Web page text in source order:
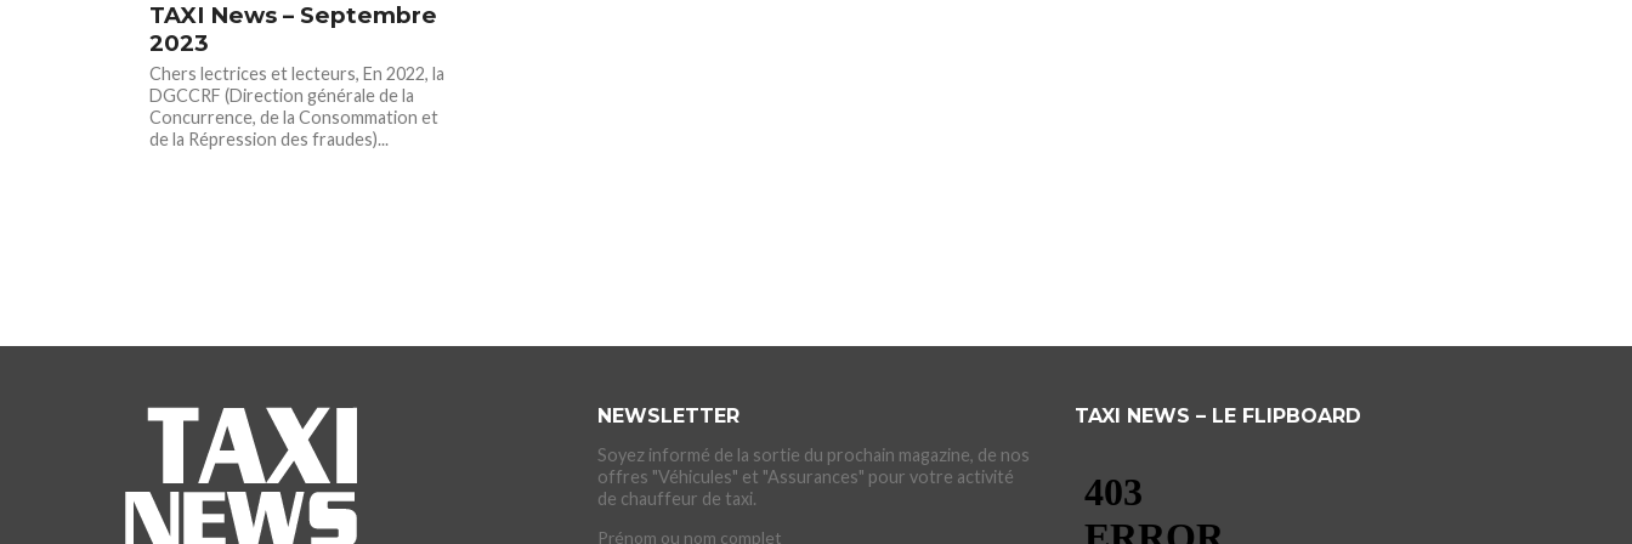
TAXI News – Septembre
2023
Chers lectrices et lecteurs, En 2022, la
DGCCRF (Direction générale de la
Concurrence, de la Consommation et
de la Répression des fraudes)...
NEWSLETTER
Soyez informé de la sortie du prochain magazine, de nos
offres "Véhicules" et "Assurances" pour votre activité
de chauffeur de taxi.
Prénom ou nom complet
TAXI NEWS – LE FLIPBOARD